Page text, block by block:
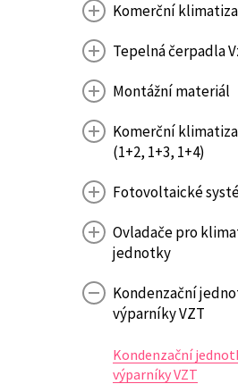
Komerční
Tepelná čerpadla
Montážní materiál
Komerční
(1+2, 1+3, 1+4)
Fotovoltaické
Ovladače pro
jednotky
Kondenzační
výparníky VZT
Kondenzační
výparníky VZT